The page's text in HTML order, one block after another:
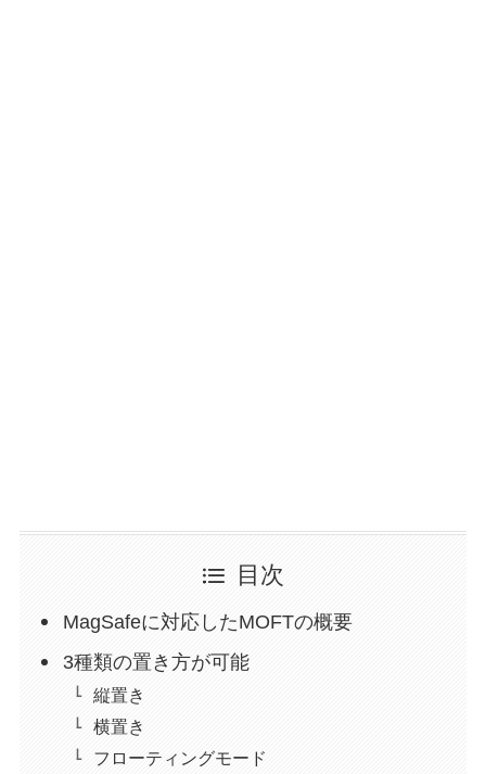
目次
MagSafeに対応したMOFTの概要
3種類の置き方が可能
縦置き
横置き
フローティングモード